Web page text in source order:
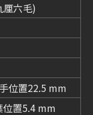
六毛)
置22.5 mm
置5.4 mm